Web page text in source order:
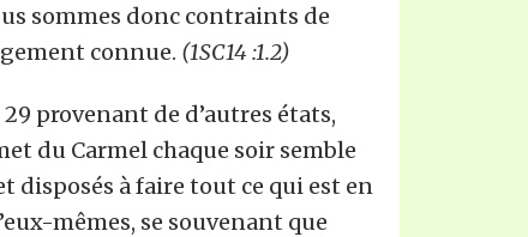
sommes donc contraints de
connue. (1SC14 :1.2)
provenant de d’autres états,
du Carmel chaque soir semble
disposés à faire tout ce qui est en
mêmes, se souvenant que